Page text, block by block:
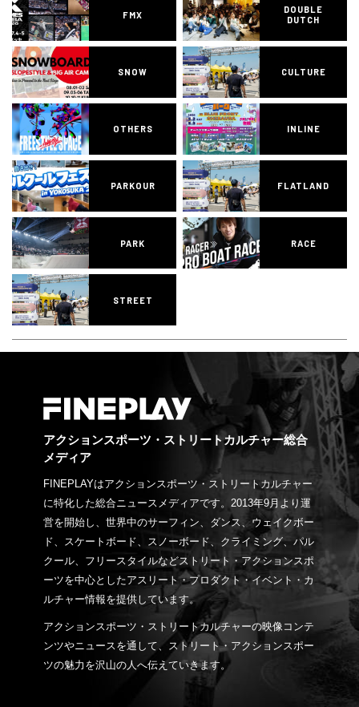
FMX
DOUBLE
DUTCH
SNOW CULTURE
OTHERS INLINE
PARKOUR FLATLAND
PARK RACE
STREET
アクションスポーツ・ストリートカルチャー総合
メディア
FINEPLAYはアクションスポーツ・ストリートカルチャー
に特化した総合ニュースメディアです。2013年9月より運
営を開始し、世界中のサーフィン、ダンス、ウェイクボー
ド、スケートボード、スノーボード、クライミング、パル
クール、フリースタイルなどストリート・アクションスポ
ーツを中心としたアスリート・プロダクト・イベント・カ
ルチャー情報を提供しています。
アクションスポーツ・ストリートカルチャーの映像コンテ
ンツやニュースを通して、ストリート・アクションスポー
ツの魅力を沢山の人へ伝えていきます。